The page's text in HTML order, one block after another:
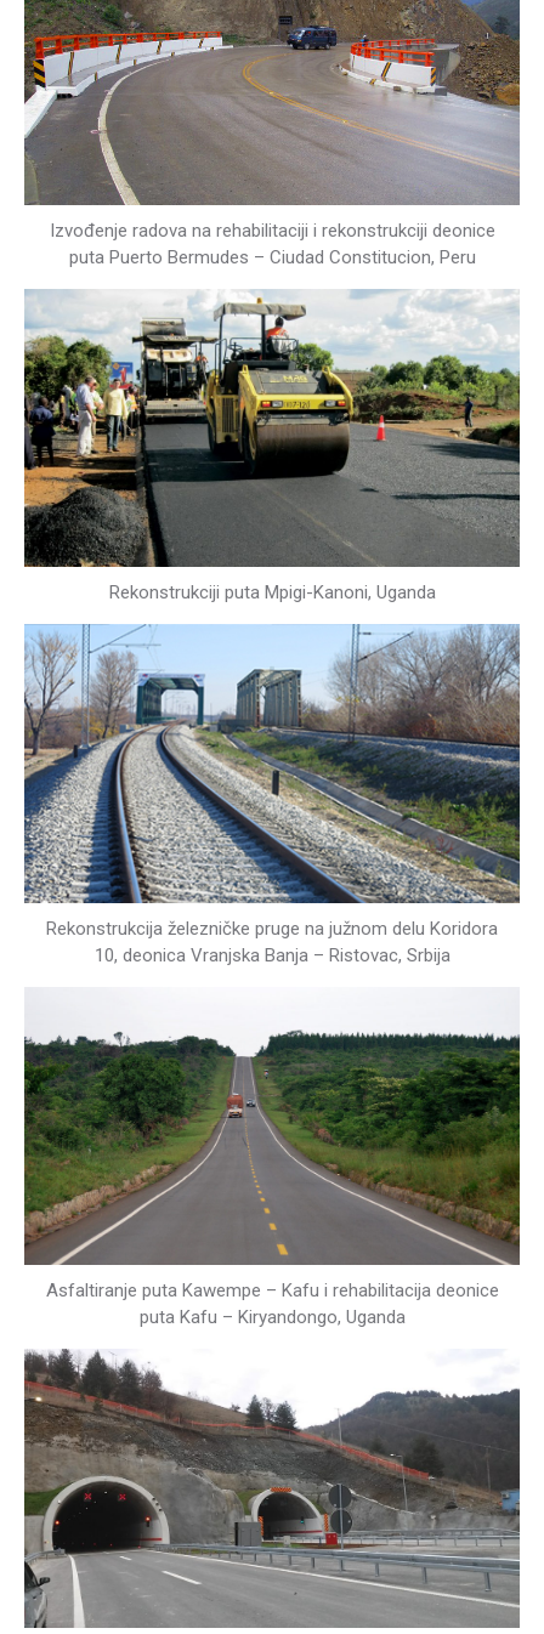
Izvođenje radova na rehabilitaciji i rekonstrukciji deonice
puta Puerto Bermudes – Ciudad Constitucion, Peru
Rekonstrukciji puta Mpigi-Kanoni, Uganda
Rekonstrukcija železničke pruge na južnom delu Koridora
10, deonica Vranjska Banja – Ristovac, Srbija
Asfaltiranje puta Kawempe – Kafu i rehabilitacija deonice
puta Kafu – Kiryandongo, Uganda